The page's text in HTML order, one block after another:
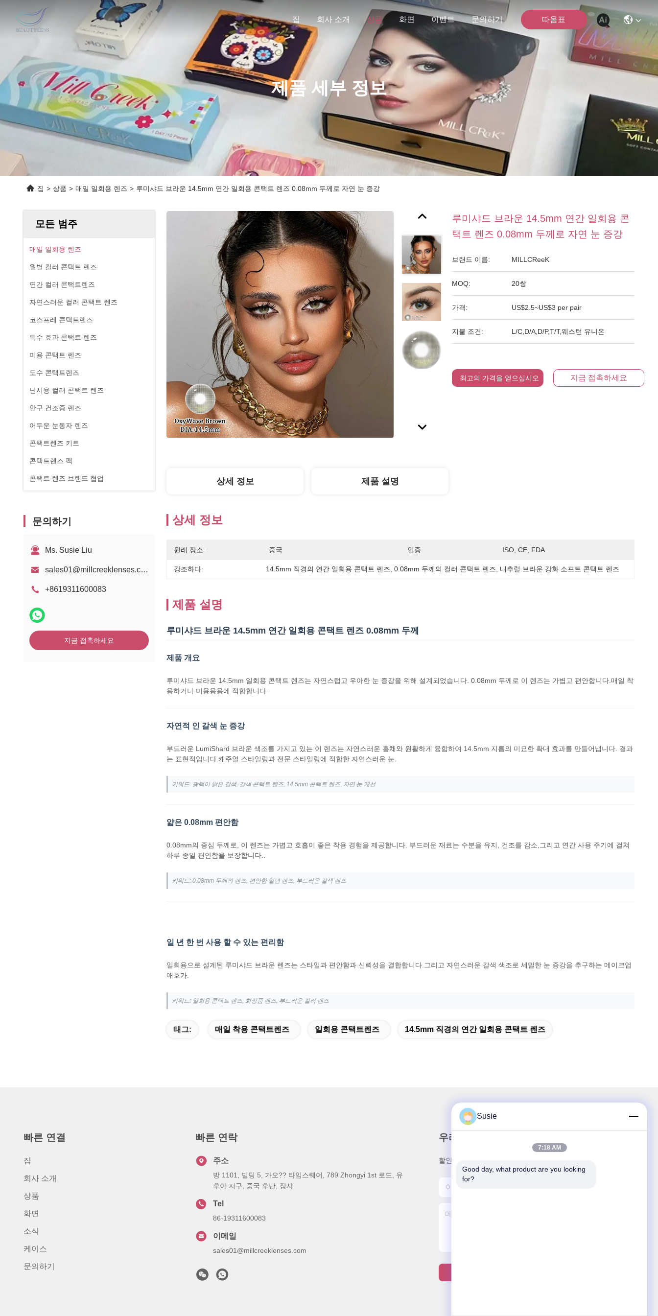
집 회사 소개 상품 화면 이벤트 문의하기 따옴표
제품 세부 정보
집 > 상품 > 매일 일회용 렌즈 > 루미샤드 브라운 14.5mm 연간 일회용 콘택트 렌즈 0.08mm 두께로 자연 눈 증강
모든 범주
매일 일회용 렌즈
월별 컬러 콘택트 렌즈
연간 컬러 콘택트렌즈
자연스러운 컬러 콘택트 렌즈
코스프레 콘택트렌즈
특수 효과 콘택트 렌즈
미용 콘택트 렌즈
도수 콘택트렌즈
난시용 컬러 콘택트 렌즈
안구 건조증 렌즈
어두운 눈동자 렌즈
콘택트렌즈 키트
콘택트렌즈 팩
콘택트 렌즈 브랜드 협업
문의하기
Ms. Susie Liu
sales01@millcreeklenses.com
+8619311600083
지금 접촉하세요
루미샤드 브라운 14.5mm 연간 일회용 콘
택트 렌즈 0.08mm 두께로 자연 눈 증강
브랜드 이름: MILLCReeK
MOQ: 20쌍
가격: US$2.5~US$3 per pair
지불 조건: L/C,D/A,D/P,T/T,웨스턴 유니온
최고의 가격을 얻으십시오 지금 접촉하세요
상세 정보 제품 설명
상세 정보
원래 장소: 중국 인증: ISO, CE, FDA
강조하다: 14.5mm 직경의 연간 일회용 콘택트 렌즈 , 0.08mm 두께의 컬러 콘택트 렌즈 내추럴 브라운 강화 소프트 콘택트 렌즈
제품 설명
루미샤드 브라운 14.5mm 연간 일회용 콘택트 렌즈 0.08mm 두께
제품 개요
루미샤드 브라운 14.5mm 일회용 콘택트 렌즈는 자연스럽고 우아한 눈 증강을 위해 설계되었습니다. 0.08mm 두께로 이 렌즈는 가볍고 편안합니다.매일 착
용하거나 미용용용에 적합합니다..
자연적 인 갈색 눈 증강
부드러운 LumiShard 브라운 색조를 가지고 있는 이 렌즈는 자연스러운 홍채와 원활하게 융합하여 14.5mm 지름의 미묘한 확대 효과를 만들어냅니다. 결과
는 표현적입니다.캐주얼 스타일링과 전문 스타일링에 적합한 자연스러운 눈.
키워드: 광택이 밝은 갈색, 갈색 콘택트 렌즈, 14.5mm 콘택트 렌즈, 자연 눈 개선
얇은 0.08mm 편안함
0.08mm의 중심 두께로, 이 렌즈는 가볍고 호흡이 좋은 착용 경험을 제공합니다. 부드러운 재료는 수분을 유지, 건조를 감소,그리고 연간 사용 주기에 걸쳐
하루 종일 편안함을 보장합니다..
키워드: 0.08mm 두께의 렌즈, 편안한 일년 렌즈, 부드러운 갈색 렌즈
일 년 한 번 사용 할 수 있는 편리함
일회용으로 설계된 루미샤드 브라운 렌즈는 스타일과 편안함과 신뢰성을 결합합니다.그리고 자연스러운 갈색 색조로 세밀한 눈 증강을 추구하는 메이크업
애호가.
키워드: 일회용 콘택트 렌즈, 화장품 렌즈, 부드러운 컬러 렌즈
태그: 매일 착용 콘택트렌즈 일회용 콘택트렌즈 14.5mm 직경의 연간 일회용 콘택트 렌즈
빠른 연결
집
회사 소개
상품
화면
소식
케이스
문의하기
빠른 연락
주소
방 1101, 빌딩 5, 가오?? 타임스퀘어, 789 Zhongyi 1st 로드, 유
후아 지구, 중국 후난, 장샤
Tel
86-19311600083
이메일
sales01@millcreeklenses.com
우리 뉴스레터
할인 및 더 많은 정보를 얻기 위해 뉴스레터에 가입하십시오.
Susie
7:18 AM
Good day, what product are you looking
for?